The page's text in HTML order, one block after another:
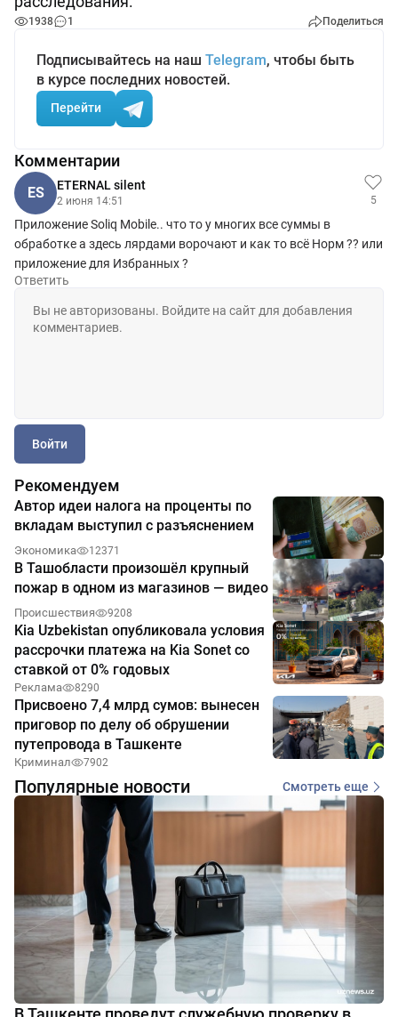
1938 1 Поделиться
Подписывайтесь на наш Telegram, чтобы быть
в курсе последних новостей.
Перейти
Комментарии
ES ETERNAL silent
2 июня 14:51 5
Приложение Soliq Mobile.. что то у многих все суммы в
обработке а здесь лярдами ворочают и как то всё Норм ?? или
приложение для Избранных ?
Ответить
Войти
Рекомендуем
Автор идеи налога на проценты по
вкладам выступил с разъяснением
Экономика 12371
В Ташобласти произошёл крупный
пожар в одном из магазинов — видео
Происшествия 9208
Kia Uzbekistan опубликовала условия
рассрочки платежа на Kia Sonet со
ставкой от 0% годовых
Реклама 8290
Присвоено 7,4 млрд сумов: вынесен
приговор по делу об обрушении
путепровода в Ташкенте
Криминал 7902
Популярные новости Смотреть еще